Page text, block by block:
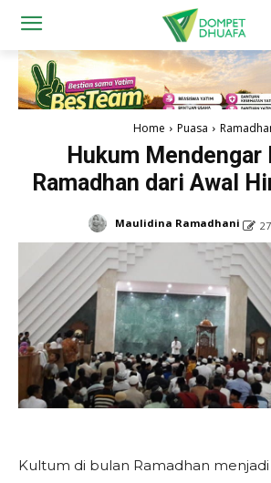
Home Puasa
Hukum Mendengar
Ramadhan dari Awal
Maulidina Ramadhani
Kultum di bulan Ramadhan menjadi